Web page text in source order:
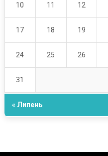
10 11 12
17 18 19
24 25 26
31
« Липень